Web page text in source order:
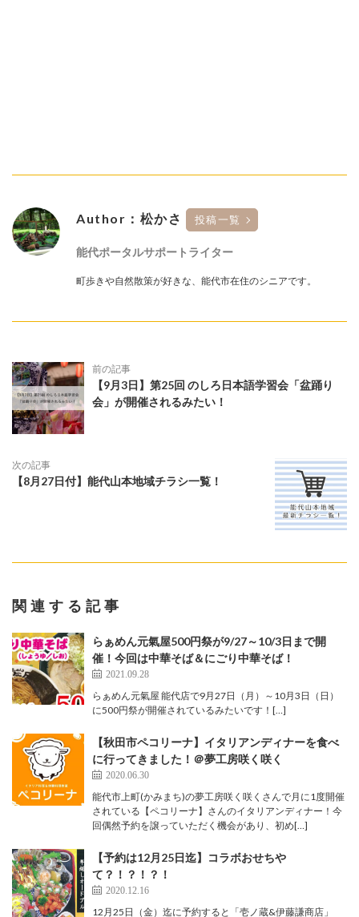
Author：松かさ 投稿一覧
能代ポータルサポートライター
町歩きや自然散策が好きな、能代市在住のシニアです。
前の記事
【9月3日】第25回 のしろ日本語学習会「盆踊り
会」が開催されるみたい！
次の記事
【8月27日付】能代山本地域チラシ一覧！
関連する記事
らぁめん元氣屋500円祭が9/27～10/3日まで開
催！今回は中華そば＆にごり中華そば！
2021.09.28
らぁめん元氣屋 能代店で9月27日（月）～10月3日（日）
に500円祭が開催されているみたいです！[…]
【秋田市ペコリーナ】イタリアンディナーを食べ
に行ってきました！＠夢工房咲く咲く
2020.06.30
能代市上町(かみまち)の夢工房咲く咲くさんで月に1度開催
されている【ペコリーナ】さんのイタリアンディナー！今
回偶然予約を譲っていただく機会があり、初め[…]
【予約は12月25日迄】コラボおせちや
て？！？！？！
2020.12.16
12月25日（金）迄に予約すると「壱ノ蔵&伊藤謙商店」